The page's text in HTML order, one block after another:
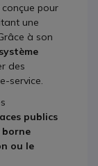
conçue pour
une
à son
des
service.
publics
ou le